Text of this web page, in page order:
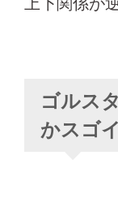
ゴルス
かスゴ